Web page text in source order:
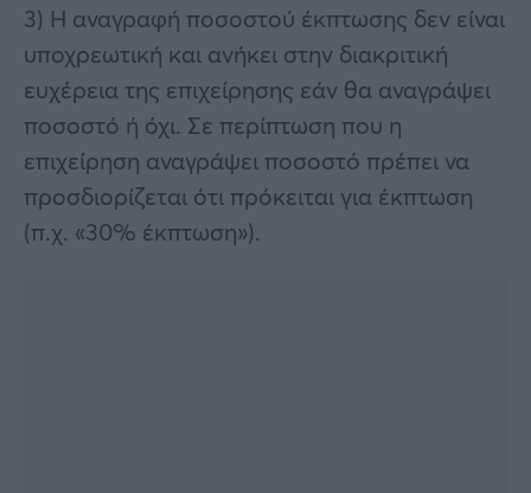
3) Η αναγραφή ποσοστού έκπτωσης δεν είναι
υποχρεωτική και ανήκει στην διακριτική
ευχέρεια της επιχείρησης εάν θα αναγράψει
ποσοστό ή όχι. Σε περίπτωση που η
επιχείρηση αναγράψει ποσοστό πρέπει να
προσδιορίζεται ότι πρόκειται για έκπτωση
(π.χ. «30% έκπτωση»).